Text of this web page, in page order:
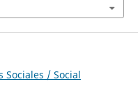
Sociales / Social